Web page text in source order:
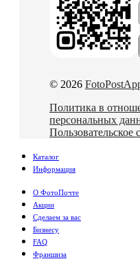
© 2026
Политика в
персональных
Пользовательское
Каталог
Информация
О ФотоПочте
Акции
Сделаем за вас
Бизнесу
FAQ
Франшиза